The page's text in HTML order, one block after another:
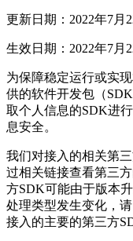
更新日期：2022年7月
生效日期：2022年7月
为保障稳定运行或实
供的软件开发包（
取个人信息的SDK进
息安全。
我们对接入的相关第
过相关链接查看第三
方SDK可能由于版本
处理类型发生变化，
接入的主要的第三方